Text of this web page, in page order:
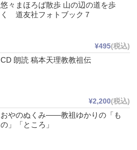
悠々まほろば散歩 山の辺の道を歩
く 道友社フォトブック７
¥495(税込)
CD 朗読 稿本天理教教祖伝
¥2,200(税込)
おやのぬくみ――教祖ゆかりの「も
の」「ところ」